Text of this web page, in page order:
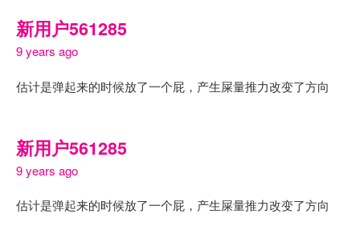
新用户561285
9 years ago
估计是弹起来的时候放了一个屁，产生屎量推力改变了方向
新用户561285
9 years ago
估计是弹起来的时候放了一个屁，产生屎量推力改变了方向